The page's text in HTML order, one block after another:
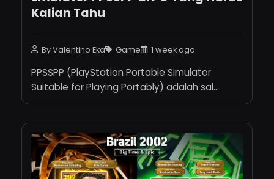
Kalian Tahu
By Valentino Eka Game 1 week ago
PPSSPP (PlayStation Portable Simulator
Suitable for Playing Portably) adalah sal...